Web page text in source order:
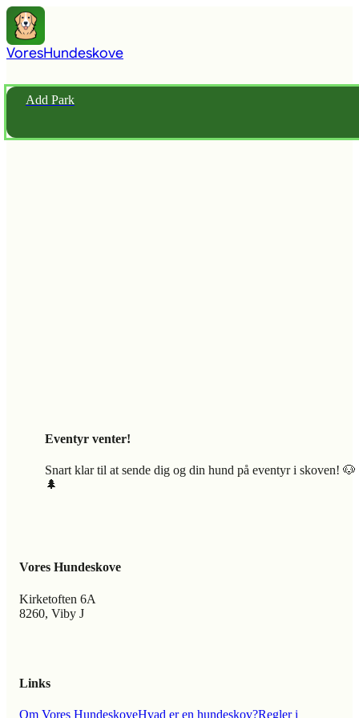
VoresHundeskove
Add Park
Eventyr venter!
Snart klar til at sende dig og din hund på eventyr i skoven! 🐶
🌲
Vores Hundeskove
Kirketoften 6A
8260, Viby J
Links
Om Vores HundeskoveHvad er en hundeskov?Regler i